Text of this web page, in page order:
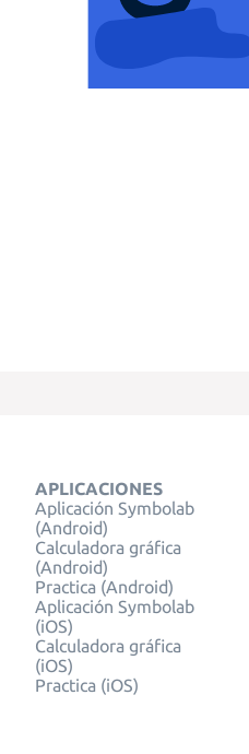
APLICACIONES
Aplicación Symbolab
(Android)
Calculadora gráfica
(Android)
Practica (Android)
Aplicación Symbolab
(iOS)
Calculadora gráfica
(iOS)
Practica (iOS)